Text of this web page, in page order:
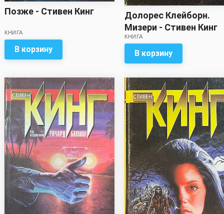
Позже - Стивен Кинг
КНИГА
В корзину
Долорес Клейборн.
Мизери - Стивен Кинг
КНИГА
В корзину